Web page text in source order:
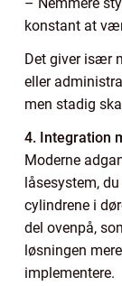
konstant at
Det giver især
eller
men stadig
4. Integration
Moderne
låsesystem,
cylindrene i
del ovenpå,
løsningen
implementere.